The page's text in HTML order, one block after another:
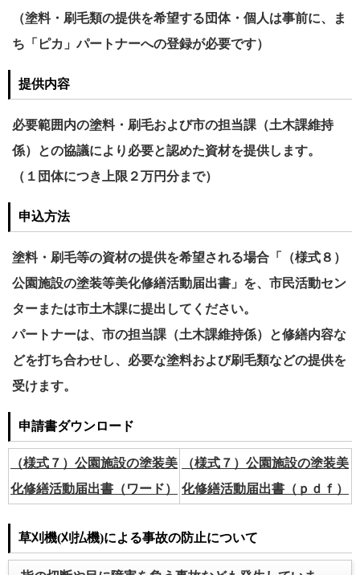
（塗料・刷毛類の提供を希望する団体・個人は事前に、ま
ち「ピカ」パートナーへの登録が必要です）
提供内容
必要範囲内の塗料・刷毛および市の担当課（土木課維持
係）との協議により必要と認めた資材を提供します。
（１団体につき上限２万円分まで）
申込方法
塗料・刷毛等の資材の提供を希望される場合「（様式８）
公園施設の塗装等美化修繕活動届出書」を、市民活動セン
ターまたは市土木課に提出してください。
パートナーは、市の担当課（土木課維持係）と修繕内容な
どを打ち合わせし、必要な塗料および刷毛類などの提供を
受けます。
申請書ダウンロード
（様式７）公園施設の塗装美
化修繕活動届出書（ワード）
（様式７）公園施設の塗装美
化修繕活動届出書（ｐｄｆ）
草刈機(刈払機)による事故の防止について